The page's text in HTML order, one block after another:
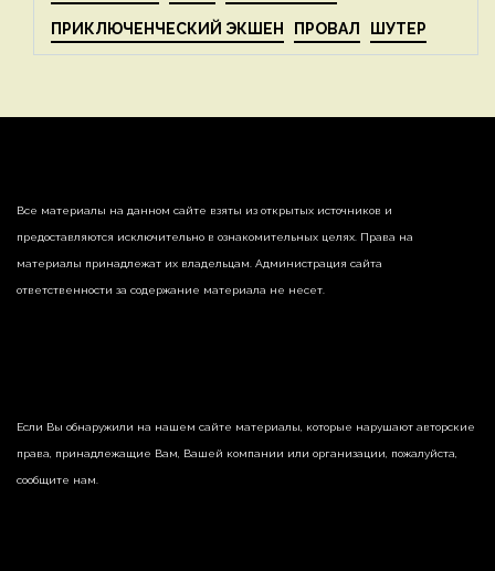
ПРИКЛЮЧЕНЧЕСКИЙ ЭКШЕН ПРОВАЛ ШУТЕР
Все материалы на данном сайте взяты из открытых источников и
предоставляются исключительно в ознакомительных целях. Права на
материалы принадлежат их владельцам. Администрация сайта
ответственности за содержание материала не несет.
Если Вы обнаружили на нашем сайте материалы, которые нарушают авторские
права, принадлежащие Вам, Вашей компании или организации, пожалуйста,
сообщите нам.